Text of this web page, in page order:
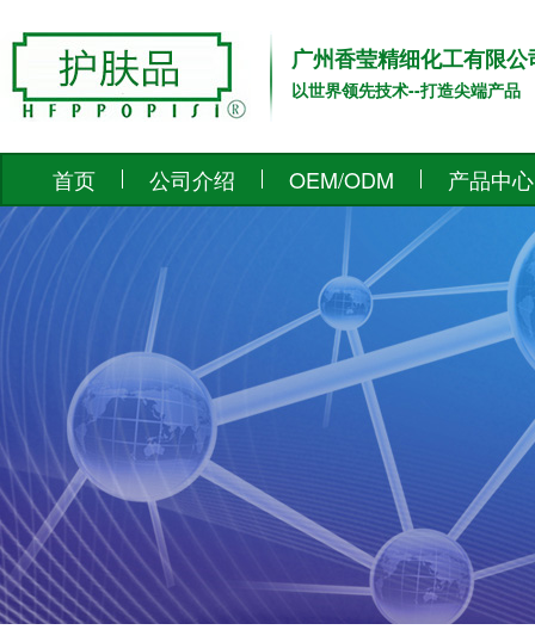
广州香莹精细化工有限公
以世界领先技术--打造尖端产品
首页 公司介绍 OEM/ODM 产品中心